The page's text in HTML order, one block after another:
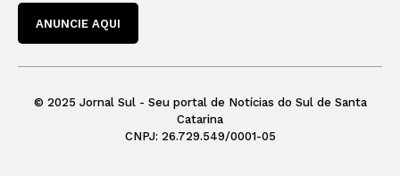
ANUNCIE AQUI
© 2025 Jornal Sul - Seu portal de Notícias do Sul de Santa
Catarina
CNPJ: 26.729.549/0001-05